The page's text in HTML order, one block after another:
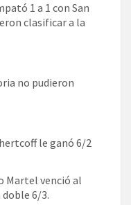
1 a 1 con San
clasificar a la
no pudieron
le ganó 6/2
Martel venció al
6/3.